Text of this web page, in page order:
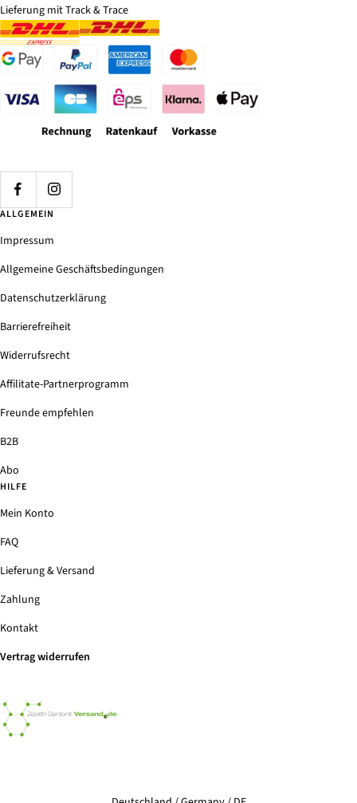
Lieferung mit Track & Trace
ALLGEMEIN
Impressum
Allgemeine Geschäftsbedingungen
Datenschutzerklärung
Barrierefreiheit
Widerrufsrecht
Affilitate-Partnerprogramm
Freunde empfehlen
B2B
Abo
HILFE
Mein Konto
FAQ
Lieferung & Versand
Zahlung
Kontakt
Vertrag widerrufen
Zeolith-
Bentonit-